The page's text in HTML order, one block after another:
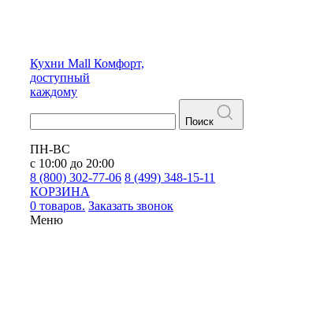
Кухни Mall Комфорт,
доступный
каждому
Поиск
ПН-ВС
с 10:00 до 20:00
8 (800) 302-77-06 8 (499) 348-15-11
КОРЗИНА
0 товаров. Заказать звонок
Меню